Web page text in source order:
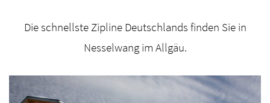
Die schnellste Zipline Deutschlands finden Sie in
Nesselwang im Allgäu.